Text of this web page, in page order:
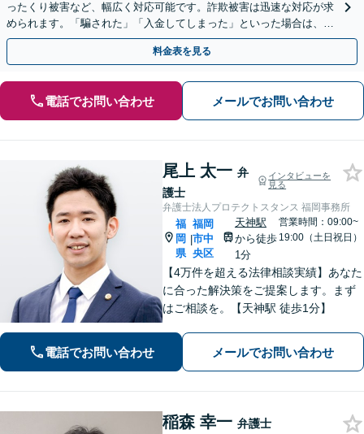
ったくり被害など、幅広く対応可能です。詐欺被害は迅速な対応が求
められます。「騙された」「入金してしまった」といった場合は、お
早めにご相談ください。【電話・メール・WEB相談可】
料金表を見る
電話でお問い合わせ メールでお問い合わせ
尾上 太一 弁
護士
インタビューを
見る
弁護士法人プロテクトスタンス 福岡事務所
福
岡
県
|
福岡
市中
央区
天神駅
から徒歩
1分
営業時間：09:00~
19:00（土日祝日）
【4万件を超える法律相談実績】あなた
に合った解決策をご提案します。まず
はご相談を。【天神駅 徒歩1分】
電話でお問い合わせ メールでお問い合わせ
稲森 幸一 弁護士